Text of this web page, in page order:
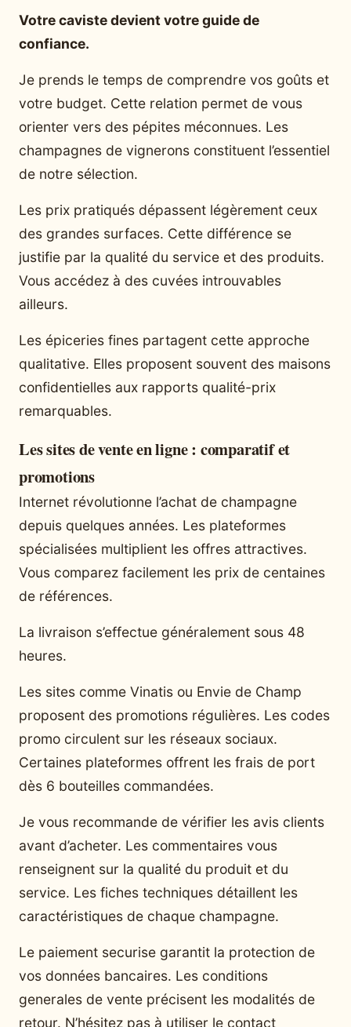
Votre caviste devient votre guide de
confiance.
Je prends le temps de comprendre vos goûts et
votre budget. Cette relation permet de vous
orienter vers des pépites méconnues. Les
champagnes de vignerons constituent l’essentiel
de notre sélection.
Les prix pratiqués dépassent légèrement ceux
des grandes surfaces. Cette différence se
justifie par la qualité du service et des produits.
Vous accédez à des cuvées introuvables
ailleurs.
Les épiceries fines partagent cette approche
qualitative. Elles proposent souvent des maisons
confidentielles aux rapports qualité-prix
remarquables.
Les sites de vente en ligne : comparatif et
promotions
Internet révolutionne l’achat de champagne
depuis quelques années. Les plateformes
spécialisées multiplient les offres attractives.
Vous comparez facilement les prix de centaines
de références.
La livraison s’effectue généralement sous 48
heures.
Les sites comme Vinatis ou Envie de Champ
proposent des promotions régulières. Les codes
promo circulent sur les réseaux sociaux.
Certaines plateformes offrent les frais de port
dès 6 bouteilles commandées.
Je vous recommande de vérifier les avis clients
avant d’acheter. Les commentaires vous
renseignent sur la qualité du produit et du
service. Les fiches techniques détaillent les
caractéristiques de chaque champagne.
Le paiement securise garantit la protection de
vos données bancaires. Les conditions
generales de vente précisent les modalités de
retour. N’hésitez pas à utiliser le contact